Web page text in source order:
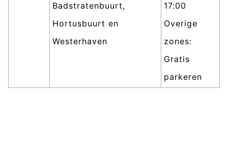
Badstratenbuurt,
Hortusbuurt en
Westerhaven
17:00
Overige
zones:
Gratis
parkeren